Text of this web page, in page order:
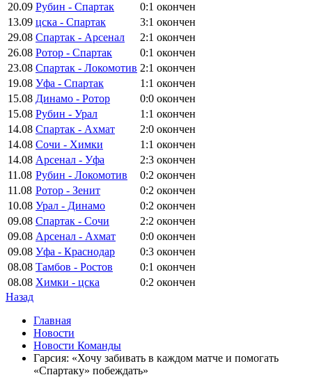
20.09 Рубин - Спартак 0:1 окончен
13.09 цска - Спартак 3:1 окончен
29.08 Спартак - Арсенал 2:1 окончен
26.08 Ротор - Спартак 0:1 окончен
23.08 Спартак - Локомотив 2:1 окончен
19.08 Уфа - Спартак 1:1 окончен
15.08 Динамо - Ротор 0:0 окончен
15.08 Рубин - Урал 1:1 окончен
14.08 Спартак - Ахмат 2:0 окончен
14.08 Сочи - Химки 1:1 окончен
14.08 Арсенал - Уфа 2:3 окончен
11.08 Рубин - Локомотив 0:2 окончен
11.08 Ротор - Зенит 0:2 окончен
10.08 Урал - Динамо 0:2 окончен
09.08 Спартак - Сочи 2:2 окончен
09.08 Арсенал - Ахмат 0:0 окончен
09.08 Уфа - Краснодар 0:3 окончен
08.08 Тамбов - Ростов 0:1 окончен
08.08 Химки - цска 0:2 окончен
Назад
Главная
Новости
Новости Команды
Гарсия: «Хочу забивать в каждом матче и помогать
«Спартаку» побеждать»